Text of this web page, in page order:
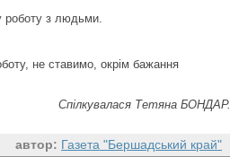
роботу з людьми.
не ставимо, окрім бажання
Спілкувалася Тетяна БОНДАР.
автор: Газета "Бершадський край"